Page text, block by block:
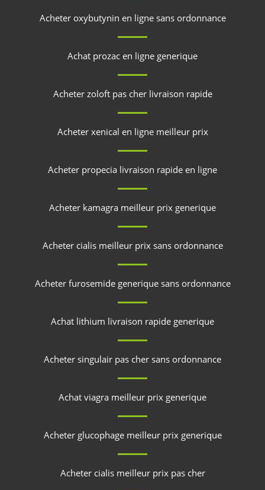
Acheter oxybutynin en ligne sans ordonnance
Achat prozac en ligne generique
Acheter zoloft pas cher livraison rapide
Acheter xenical en ligne meilleur prix
Acheter propecia livraison rapide en ligne
Acheter kamagra meilleur prix generique
Acheter cialis meilleur prix sans ordonnance
Acheter furosemide generique sans ordonnance
Achat lithium livraison rapide generique
Acheter singulair pas cher sans ordonnance
Achat viagra meilleur prix generique
Acheter glucophage meilleur prix generique
Acheter cialis meilleur prix pas cher